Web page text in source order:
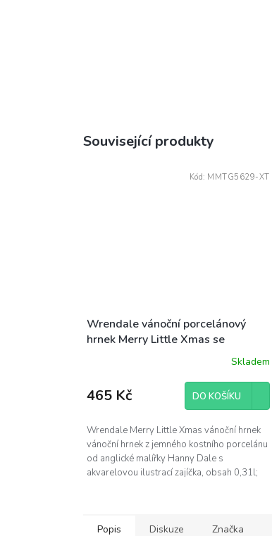
Související produkty
Wrendale vánoční porcelánový
hrnek Merry Little Xmas se
Skladem
465 Kč DO KOŠÍKU
Wrendale Merry Little Xmas vánoční hrnek
vánoční hrnek z jemného kostního porcelánu
od anglické malířky Hanny Dale s
akvarelovou ilustrací zajíčka, obsah 0,31l;
Kód: MMTG5629-XT
Popis Diskuze Značka